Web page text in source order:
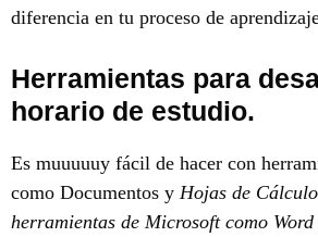
diferencia en tu proceso de
Herramientas para
horario de estudio.
Es muuuuuy fácil de hacer con
como Documentos y Hojas de
herramientas de Microsoft como